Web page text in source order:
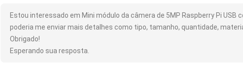
Estou interessado em Mini módulo da câmera de 5MP Raspberry Pi USB
poderia me enviar mais detalhes como tipo, tamanho, quantidade,
Obrigado!
Esperando sua resposta.